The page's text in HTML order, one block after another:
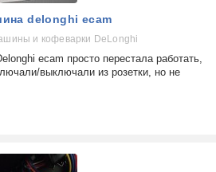
delonghi ecam
и кофеварки DeLonghi
ecam просто перестала работать,
выключали из розетки, но не